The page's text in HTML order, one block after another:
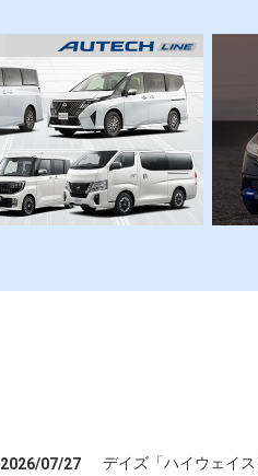
2026/07/27 デイズ「ハイウェイ